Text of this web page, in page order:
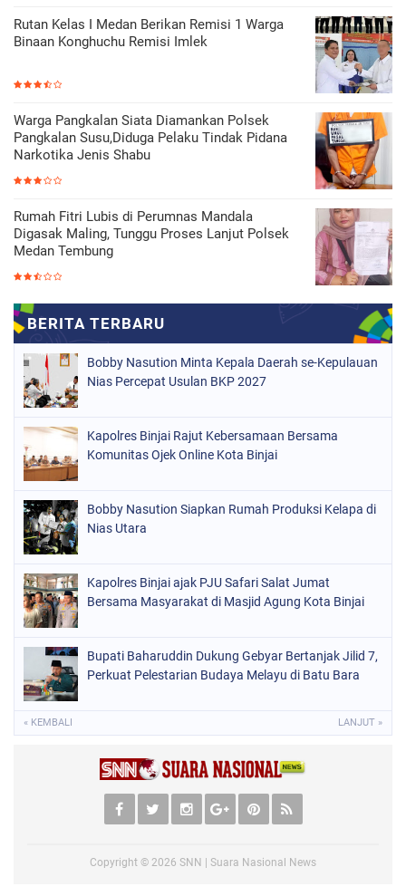
Rutan Kelas I Medan Berikan Remisi 1 Warga
Binaan Konghuchu Remisi Imlek
Warga Pangkalan Siata Diamankan Polsek
Pangkalan Susu,Diduga Pelaku Tindak Pidana
Narkotika Jenis Shabu
Rumah Fitri Lubis di Perumnas Mandala
Digasak Maling, Tunggu Proses Lanjut Polsek
Medan Tembung
Bobby Nasution Minta Kepala Daerah se-Kepulauan
Nias Percepat Usulan BKP 2027
Kapolres Binjai Rajut Kebersamaan Bersama
Komunitas Ojek Online Kota Binjai
Bobby Nasution Siapkan Rumah Produksi Kelapa di
Nias Utara
Kapolres Binjai ajak PJU Safari Salat Jumat
Bersama Masyarakat di Masjid Agung Kota Binjai
Bupati Baharuddin Dukung Gebyar Bertanjak Jilid 7,
Perkuat Pelestarian Budaya Melayu di Batu Bara
« KEMBALI LANJUT »
Copyright © 2026 SNN | Suara Nasional News